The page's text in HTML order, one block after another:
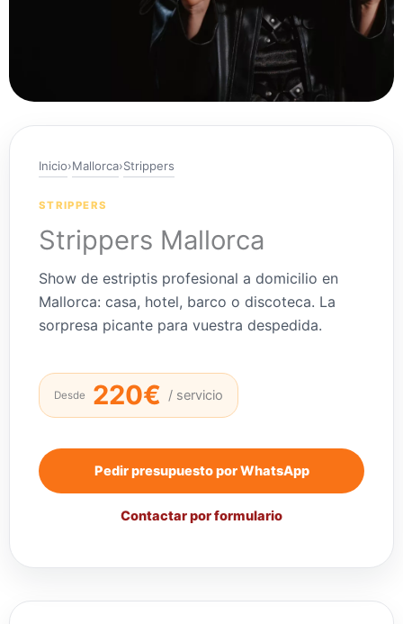
Inicio›Mallorca›Strippers
STRIPPERS
Strippers Mallorca
Show de estriptis profesional a domicilio en
Mallorca: casa, hotel, barco o discoteca. La
sorpresa picante para vuestra despedida.
Desde 220€ / servicio
Pedir presupuesto por WhatsApp
Contactar por formulario